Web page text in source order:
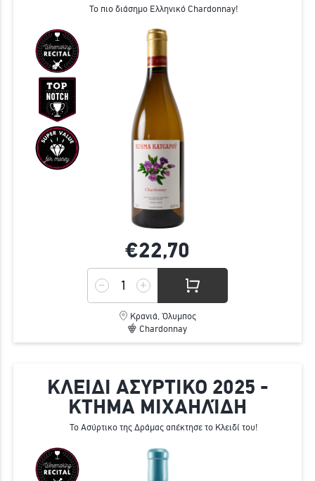
Το πιο διάσημο Ελληνικό Chardonnay!
€22,70
Κρανιά, Όλυμπος
Chardonnay
ΚΛΕΙΔΙ ΑΣΥΡΤΙΚΟ 2025 -
ΚΤΗΜΑ ΜΙΧΑΗΛΊΔΗ
Το Ασύρτικο της Δράμας απέκτησε το Κλειδί του!